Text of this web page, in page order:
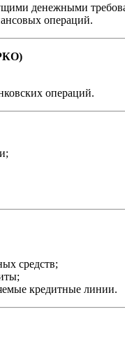
денежными
операций.
операций.
средств;
кредитные линии.